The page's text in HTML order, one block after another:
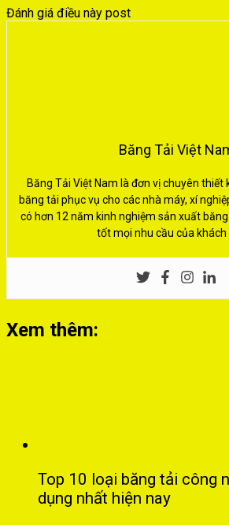
Đánh giá điều này post
Băng Tải Việt
Băng Tải Việt Nam là đơn vị chuyên thiết
băng tải phục vụ cho các nhà máy, xí
có hơn 12 năm kinh nghiệm sản xuất
tốt mọi nhu cầu của khách
Xem thêm:
Top 10 loại băng tải công
dụng nhất hiện nay